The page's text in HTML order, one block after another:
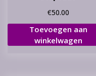
€50.00
Toevoegen aan
winkelwagen